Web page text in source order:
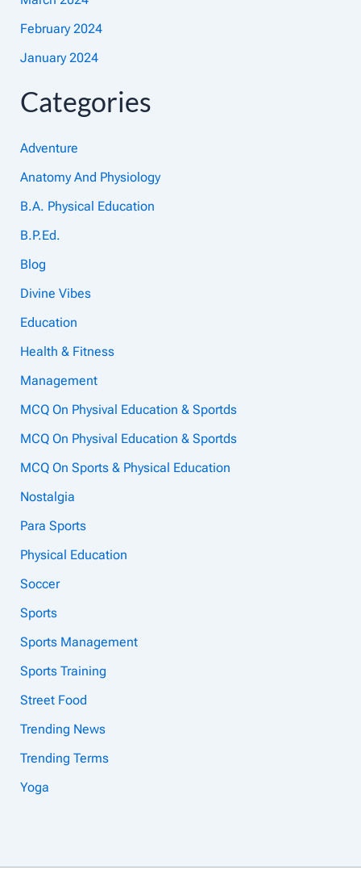
February 2024
January 2024
Categories
Adventure
Anatomy And Physiology
B.A. Physical Education
B.P.Ed.
Blog
Divine Vibes
Education
Health & Fitness
Management
MCQ On Physival Education & Sportds
MCQ On Physival Education & Sportds
MCQ On Sports & Physical Education
Nostalgia
Para Sports
Physical Education
Soccer
Sports
Sports Management
Sports Training
Street Food
Trending News
Trending Terms
Yoga